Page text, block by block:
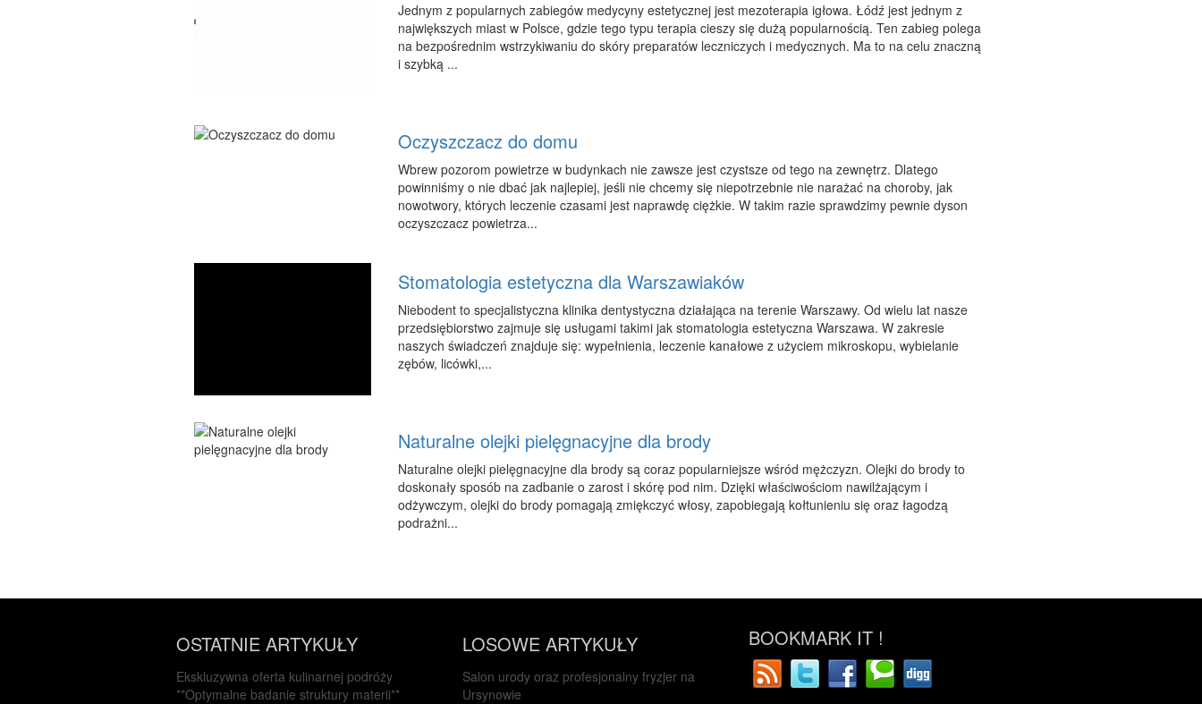
Jednym z popularnych zabiegów medycyny estetycznej jest mezoterapia igłowa. Łódź jest jednym z
największych miast w Polsce, gdzie tego typu terapia cieszy się dużą popularnością. Ten zabieg polega
na bezpośrednim wstrzykiwaniu do skóry preparatów leczniczych i medycznych. Ma to na celu znaczną
i szybką ...
Oczyszczacz do domu
Wbrew pozorom powietrze w budynkach nie zawsze jest czystsze od tego na zewnętrz. Dlatego
powinniśmy o nie dbać jak najlepiej, jeśli nie chcemy się niepotrzebnie nie narażać na choroby, jak
nowotwory, których leczenie czasami jest naprawdę ciężkie. W takim razie sprawdzimy pewnie dyson
oczyszczacz powietrza...
Stomatologia estetyczna dla Warszawiaków
Niebodent to specjalistyczna klinika dentystyczna działająca na terenie Warszawy. Od wielu lat nasze
przedsiębiorstwo zajmuje się usługami takimi jak stomatologia estetyczna Warszawa. W zakresie
naszych świadczeń znajduje się: wypełnienia, leczenie kanałowe z użyciem mikroskopu, wybielanie
zębów, licówki,...
Naturalne olejki pielęgnacyjne dla brody
Naturalne olejki pielęgnacyjne dla brody są coraz popularniejsze wśród mężczyzn. Olejki do brody to
doskonały sposób na zadbanie o zarost i skórę pod nim. Dzięki właściwościom nawilżającym i
odżywczym, olejki do brody pomagają zmiękczyć włosy, zapobiegają kołtunieniu się oraz łagodzą
podrażni...
OSTATNIE ARTYKUŁY
Ekskluzywna oferta kulinarnej podróży
**Optymalne badanie struktury materii**
LOSOWE ARTYKUŁY
Salon urody oraz profesjonalny fryzjer na
Ursynowie
BOOKMARK IT !